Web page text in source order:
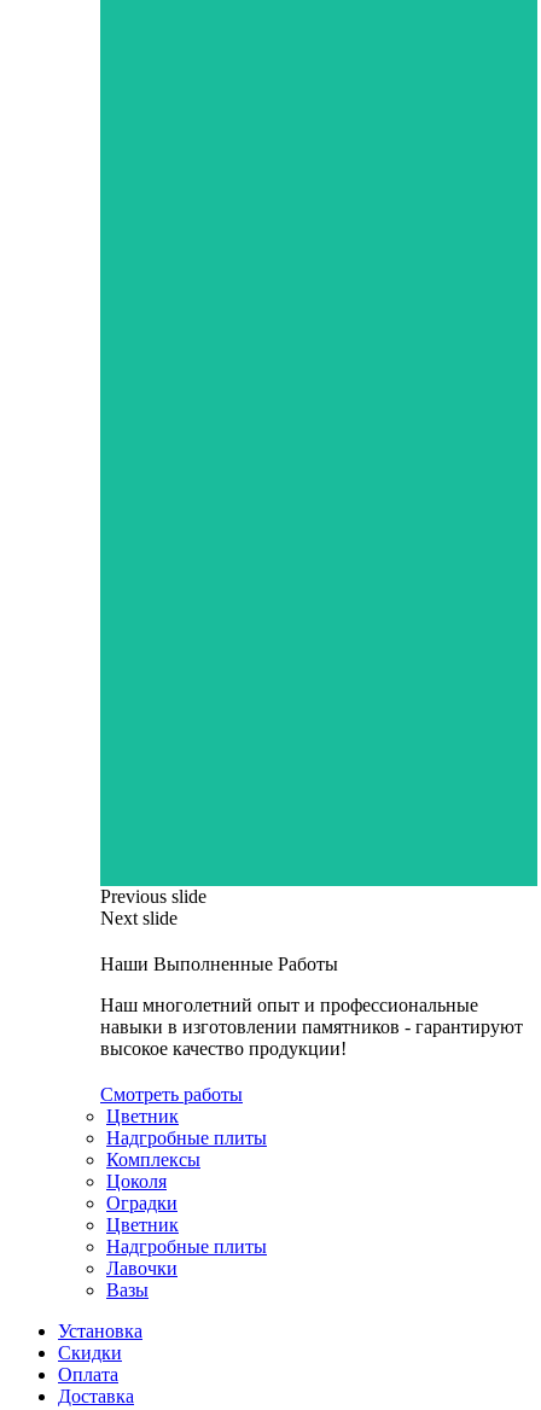
Previous slide
Next slide
Наши Выполненные Работы
Наш многолетний опыт и профессиональные
навыки в изготовлении памятников - гарантируют
высокое качество продукции!
Смотреть работы
Цветник
Надгробные плиты
Комплексы
Цоколя
Оградки
Цветник
Надгробные плиты
Лавочки
Вазы
Установка
Скидки
Оплата
Доставка